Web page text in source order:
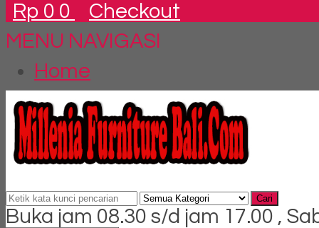
Rp 0 0
Checkout
MENU NAVIGASI
Home
Cari
Buka jam 08.30 s/d jam 17.00 ,